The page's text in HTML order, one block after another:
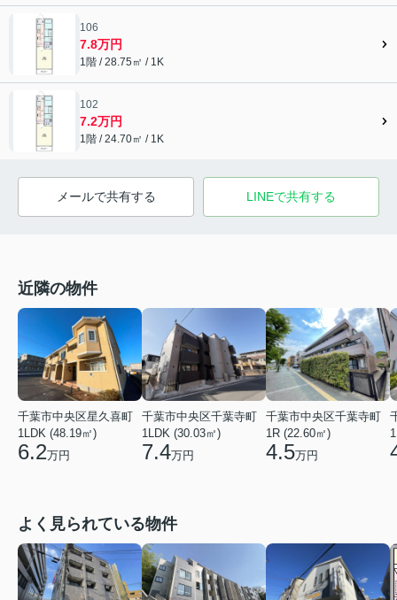
106
7.8万円
1階 / 28.75㎡ / 1K
102
7.2万円
1階 / 24.70㎡ / 1K
メールで共有する LINEで共有する
近隣の物件
千葉市中央区星久喜町
1LDK (48.19㎡)
6.2万円
千葉市中央区千葉寺町
1LDK (30.03㎡)
7.4万円
千葉市中央区千葉寺町
1R (22.60㎡)
4.5万円
よく見られている物件